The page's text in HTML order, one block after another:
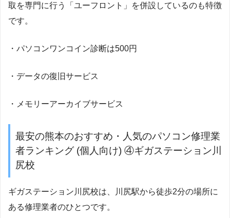
取を専門に行う「ユーフロント」を併設しているのも特徴
です。
・パソコンワンコイン診断は500円
・データの復旧サービス
・メモリーアーカイブサービス
最安の熊本のおすすめ・人気のパソコン修理業
者ランキング (個人向け) ④ギガステーション川
尻校
ギガステーション川尻校は、川尻駅から徒歩2分の場所に
ある修理業者のひとつです。